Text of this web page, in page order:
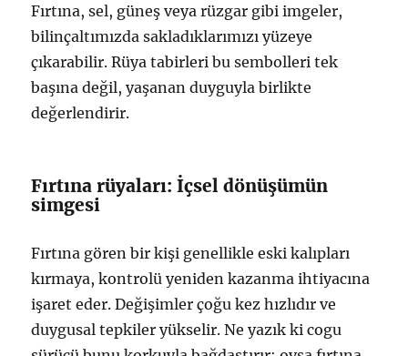
Fırtına, sel, güneş veya rüzgar gibi imgeler,
bilinçaltımızda sakladıklarımızı yüzeye
çıkarabilir. Rüya tabirleri bu sembolleri tek
başına değil, yaşanan duyguyla birlikte
değerlendirir.
Fırtına rüyaları: İçsel dönüşümün
simgesi
Fırtına gören bir kişi genellikle eski kalıpları
kırmaya, kontrolü yeniden kazanma ihtiyacına
işaret eder. Değişimler çoğu kez hızlıdır ve
duygusal tepkiler yükselir. Ne yazık ki cogu